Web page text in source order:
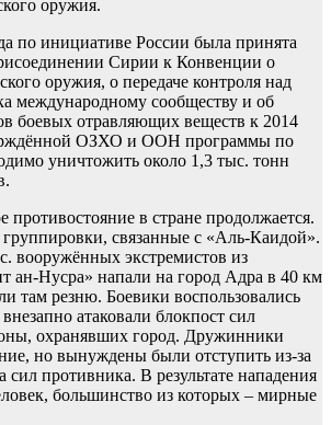
оружия.
по инициативе России была принята
Сирии к Конвенции о
оружия, о передаче контроля над
международному сообществу и об
боевых отравляющих веществ к 2014
ОЗХО и ООН программы по
уничтожить около 1,3 тыс. тонн
противостояние в стране продолжается.
связанные с «Аль-Каидой».
вооружённых экстремистов из
ан-Нусра» напали на город Адра в 40 км
там резню. Боевики воспользовались
атаковали блокпост сил
охранявших город. Дружинники
но вынуждены были отступить из-за
сил противника. В результате нападения
большинство из которых – мирные